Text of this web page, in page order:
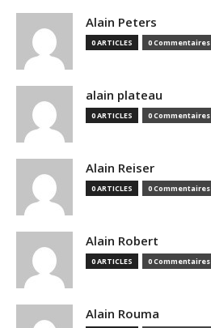
Alain Peters
0 ARTICLES 0 Commentaires
alain plateau
0 ARTICLES 0 Commentaires
Alain Reiser
0 ARTICLES 0 Commentaires
Alain Robert
0 ARTICLES 0 Commentaires
Alain Rouma